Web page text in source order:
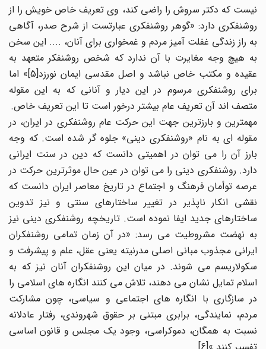
نیست که دکتر سروش را راضی کند، وی تعریف خاص خویش را از
روشنفکری دارد: «گوهر روشنفکری عبارتست از شرح صدر، آگاهی
به راز زندگی غفلت آمیز مردم و غمخواری برای آنان، .... این سخن
به هیچ وجه مغایرت با آن ندارد که شخص روشنفکر متعهد به
عقیده و مکتب خاص نباشد و اصل مقدسی ایمان نورزد[5]» اما
برای روشنفکری مرسوم در این دیار و آنانی که به این مقوله
متصف اند آن تعریف عام بیشتر درخور است تا این تعریف خاص.
مهم­ترین و بارزترین جهت این حرکت عام روشنفکری در ایران، در
مقوله ای به نام «روشنفکری دینی» جلوه گر شده است. که وجه
بارز آن را می توان در اهمیتی دانست که دین در سنت ایرانی
دارد. روشنفکری دینی را می توان در عین حال موثرترین حرکت در
عرصه توأمان فرهنگ و اجتماع در تاریخ معاصر ایران دانست که
نقشی انکار ناپذیر در تغییر ساختارهای سنتی و نیز تدوین
ساختارهای جدید ایفا نموده است. تاریخچه روشنفکری دینی نیز
به نهضت مشروطیت می رسد: «در آن زمان تمامی روشنفکران
ایرانی مجذوب مبانی اصلی مدرنیته یعنی عقل، علم و پیشرفت و
سکولاریسم می شوند. در میان این روشنفکران آنان نیز که به
اسلام تمایل نشان می دهند، تلاش می کنند انگاره های اسلامی را
در سازگاری با انگاره های اجتماعی و سیاسی، چون مشارکت
مردم، نمایندگی، برابری مبتنی بر حقوق شهروندی، رفتار عادلانه
نسبت به همگان، دموکراسی، وجود یک مجلس و قانون اساسی